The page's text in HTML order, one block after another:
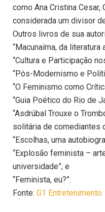
como Ana Cristina Cesar,
considerada um divisor
Outros livros de sua
“Macunaíma, da literatura
“Cultura e Participação
“Pós-Modernismo e
“O Feminismo como
“Guia Poético do Rio de
“Asdrúbal Trouxe o
solitária de comediantes
“Escolhas, uma
“Explosão feminista –
universidade”; e
“Feminista, eu?”.
Fonte: G1 Entretenimento